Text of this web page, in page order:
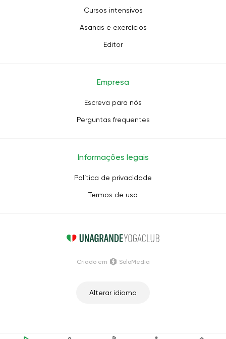
Cursos intensivos
Asanas e exercícios
Editor
Empresa
Escreva para nós
Perguntas frequentes
Informações legais
Política de privacidade
Termos de uso
Alterar idioma
Criado em SoloMedia